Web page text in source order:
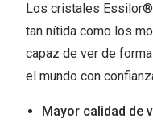
Los cristales
tan nítida como los
capaz de ver de
el mundo con
Mayor calidad de